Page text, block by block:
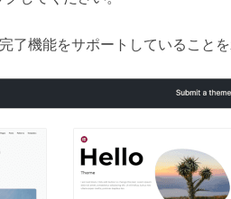
了機能をサポートしていること